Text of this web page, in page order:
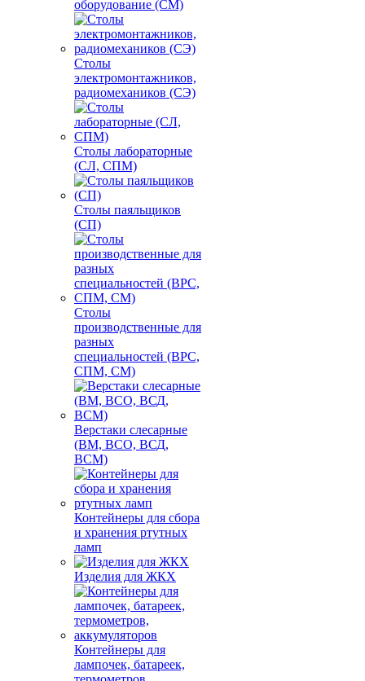
оборудование (СМ)
Столы
электромонтажников,
радиомехаников (СЭ)
Столы лабораторные
(СЛ, СПМ)
Столы паяльщиков
(СП)
Столы
производственные для
разных
специальностей (ВРС,
СПМ, СМ)
Верстаки слесарные
(ВМ, ВСО, ВСД,
ВСМ)
Контейнеры для сбора
и хранения ртутных
ламп
Изделия для ЖКХ
Контейнеры для
лампочек, батареек,